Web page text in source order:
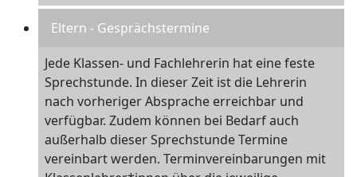
Eltern - Gesprächstermine
Jede Klassen- und Fachlehrerin hat eine feste
Sprechstunde. In dieser Zeit ist die Lehrerin
nach vorheriger Absprache erreichbar und
verfügbar. Zudem können bei Bedarf auch
außerhalb dieser Sprechstunde Termine
vereinbart werden. Terminvereinbarungen mit